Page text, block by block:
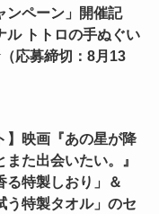
ンペーン」開催記
ル トトロの手ぬぐい
応募締切：8月13
】映画『あの星が降
また出会いたい。』
る特製しおり」＆
う特製タオル」のセ